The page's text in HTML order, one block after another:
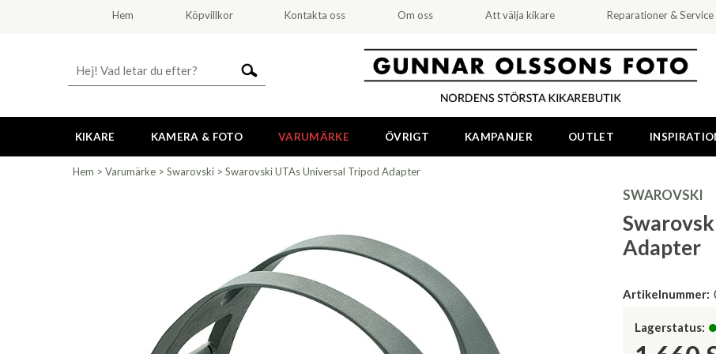
Hem Köpvillkor Kontakta oss Om oss Att välja kikare Reparationer & Service
KIKARE KAMERA & FOTO VARUMÄRKE ÖVRIGT KAMPANJER OUTLET
Hem > Varumärke > Swarovski > Swarovski UTAs Universal Tripod Adapter
SWAROVSKI
Adapter
Artikelnummer:
Lagerstatus: